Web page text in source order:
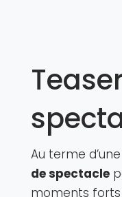
Au terme
de spectacle
moments